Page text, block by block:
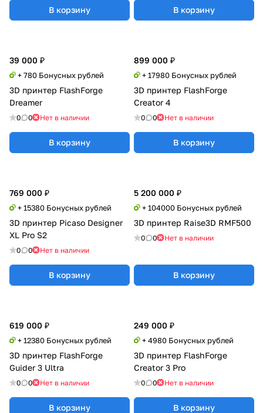
В корзину В корзину
39 000 ₽
+ 780 Бонусных рублей
3D принтер FlashForge
Dreamer
0 0 Нет в наличии
В корзину
899 000 ₽
+ 17980 Бонусных рублей
3D принтер FlashForge
Creator 4
0 0 Нет в наличии
В корзину
769 000 ₽
+ 15380 Бонусных рублей
3D принтер Picaso Designer
XL Pro S2
0 0 Нет в наличии
В корзину
5 200 000 ₽
+ 104000 Бонусных рублей
3D принтер Raise3D RMF500
0 0 Нет в наличии
В корзину
619 000 ₽
+ 12380 Бонусных рублей
3D принтер FlashForge
Guider 3 Ultra
0 0 Нет в наличии
В корзину
249 000 ₽
+ 4980 Бонусных рублей
3D принтер FlashForge
Creator 3 Pro
0 0 Нет в наличии
В корзину